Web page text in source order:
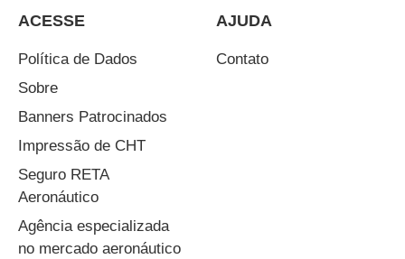
ACESSE
Política de Dados
Sobre
Banners Patrocinados
Impressão de CHT
Seguro RETA
Aeronáutico
Agência especializada
no mercado aeronáutico
AJUDA
Contato